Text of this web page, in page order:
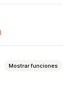
Mostrar funciones